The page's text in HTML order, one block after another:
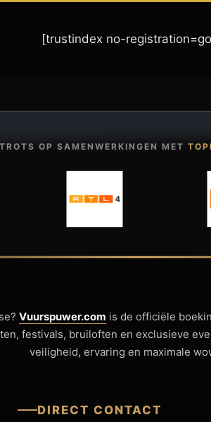
[trustindex no-
TROTS OP SAMENWERKINGEN MET
Vuurspuwer.com is de officiële
festivals, bruiloften en exclusieve
veiligheid, ervaring en maximale
DIRECT CONTACT